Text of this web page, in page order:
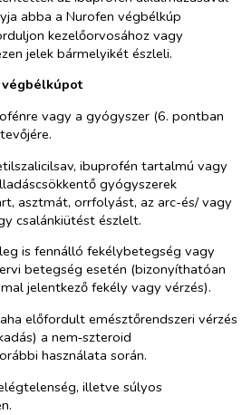
abba a Nurofen végbélkúp
kezelőorvosához vagy
jelek bármelyikét észleli.
vagy a gyógyszer (6. pontban
ibuprofén tartalmú vagy
gyógyszerek
asztmát, orrfolyást, az arc-és/ vagy
csalánkiütést észlelt.
is fennálló fekélybetegség vagy
betegség esetén (bizonyíthatóan
jelentkező fekély vagy vérzés).
előfordult emésztőrendszeri vérzés
a nem‑szteroid
használata során.
illetve súlyos